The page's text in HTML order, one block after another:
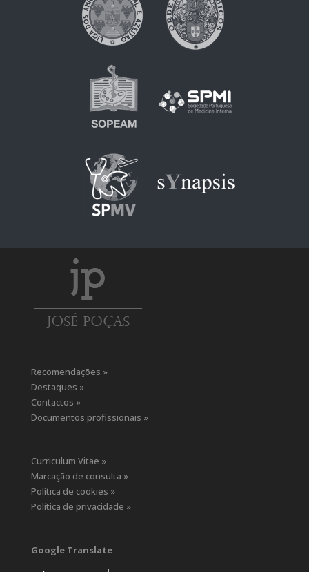
Recomendações »
Destaques »
Contactos »
Documentos profissionais »
Curriculum Vitae »
Marcação de consulta »
Política de cookies »
Política de privacidade »
Google Translate